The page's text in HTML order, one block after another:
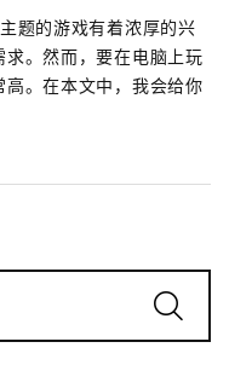
题的游戏有着浓厚的兴
。然而，要在电脑上玩
。在本文中，我会给你